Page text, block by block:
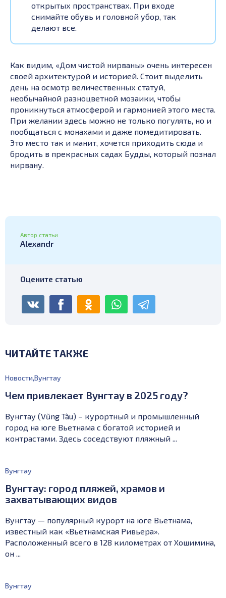
открытых пространствах. При входе
снимайте обувь и головной убор, так
делают все.
Как видим, «Дом чистой нирваны» очень интересен
своей архитектурой и историей. Стоит выделить
день на осмотр величественных статуй,
необычайной разноцветной мозаики, чтобы
проникнуться атмосферой и гармонией этого места.
При желании здесь можно не только погулять, но и
пообщаться с монахами и даже помедитировать.
Это место так и манит, хочется приходить сюда и
бродить в прекрасных садах Будды, который познал
нирвану.
Автор статьи
Alexandr
Оцените статью
ЧИТАЙТЕ ТАКЖЕ
Новости,Вунгтау
Чем привлекает Вунгтау в 2025 году?
Вунгтау (Vũng Tàu) – курортный и промышленный
город на юге Вьетнама с богатой историей и
контрастами. Здесь соседствуют пляжный ...
Вунгтау
Вунгтау: город пляжей, храмов и
захватывающих видов
Вунгтау — популярный курорт на юге Вьетнама,
известный как «Вьетнамская Ривьера».
Расположенный всего в 128 километрах от Хошимина,
он ...
Вунгтау